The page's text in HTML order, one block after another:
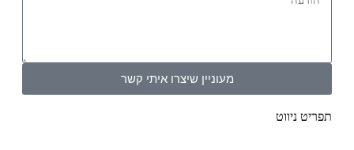
מעוניין שיצרו איתי קשר
תפריט ניווט